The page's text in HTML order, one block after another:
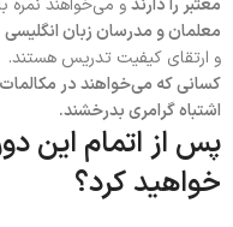
معتبر رادارندو می‌خواهند نمره
معلمانو مدرسانزبانانگلیسی
و ارتقای کیفیت تدریس هستند.
کسانیکه می‌خواهنددر مکالمات
اشتباهگرامریبدرخشند.
پس از اتمام این
خواهیدکرد؟